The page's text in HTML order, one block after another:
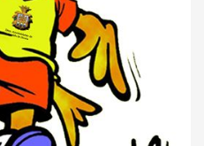
B (JUVENIL
(JUVENIL FEMENINO)